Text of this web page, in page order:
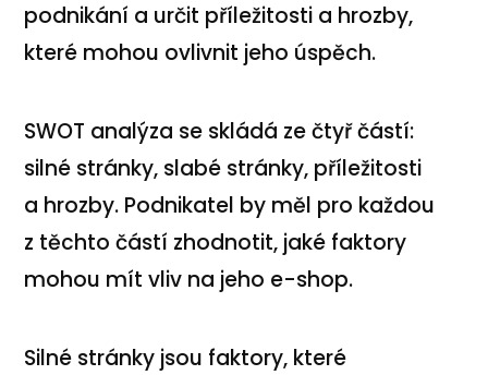
podnikání a určit příležitosti a hrozby,
které mohou ovlivnit jeho úspěch.
SWOT analýza se skládá ze čtyř částí:
silné stránky, slabé stránky, příležitosti
a hrozby. Podnikatel by měl pro každou
z těchto částí zhodnotit, jaké faktory
mohou mít vliv na jeho e-shop.
Silné stránky jsou faktory, které